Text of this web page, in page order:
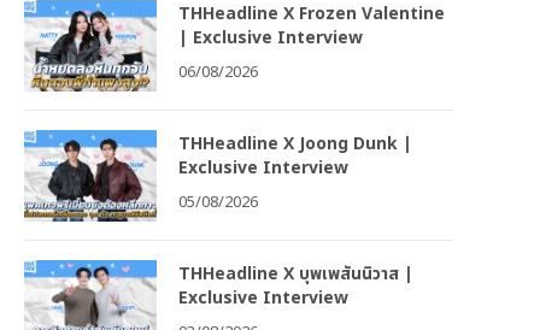
THHeadline X Frozen Valentine
| Exclusive Interview
06/08/2026
THHeadline X Joong Dunk |
Exclusive Interview
05/08/2026
THHeadline X บุพเพสันนิวาส |
Exclusive Interview